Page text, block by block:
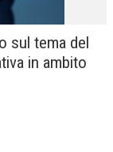
sul tema del
in ambito